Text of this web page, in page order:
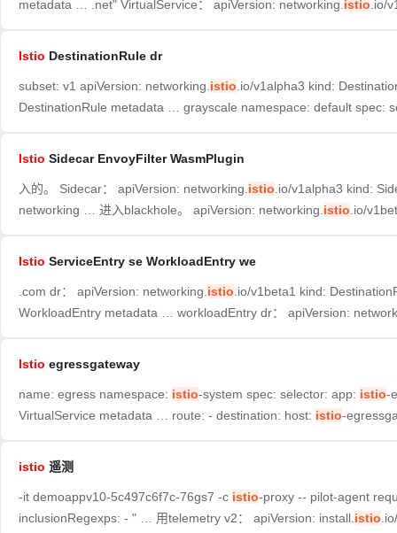
metadata … .net" VirtualService： apiVersion: networking. istio .io/
Istio DestinationRule dr
subset: v1 apiVersion: networking. istio .io/v1alpha3 kind:
DestinationRule metadata … grayscale namespace: default spec:
Istio Sidecar EnvoyFilter WasmPlugin
入的。 Sidecar： apiVersion: networking. istio .io/v1alpha3 kind:
networking … 进入blackhole。 apiVersion: networking. istio .io/
Istio ServiceEntry se WorkloadEntry we
.com dr： apiVersion: networking. istio .io/v1beta1 kind:
WorkloadEntry metadata … workloadEntry dr： apiVersion:
Istio egressgateway
name: egress namespace: istio-system spec: selector: app: istio-
VirtualService metadata … route: - destination: host: istio-
istio 遥测
-it demoappv10-5c497c6f7c-76gs7 -c istio-proxy -- pilot-agent
inclusionRegexps: - " … 用telemetry v2： apiVersion: install. istio